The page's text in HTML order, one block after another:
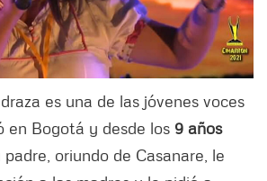
es una de las jóvenes voces
en Bogotá y desde los 9 años
oriundo de Casanare, le